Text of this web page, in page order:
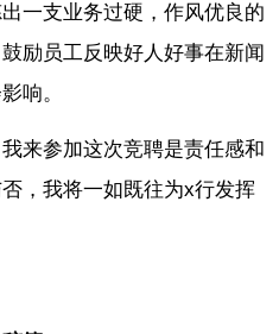
一支业务过硬，作风优良的
励员工反映好人好事在新闻
响。
来参加这次竞聘是责任感和
，我将一如既往为x行发挥